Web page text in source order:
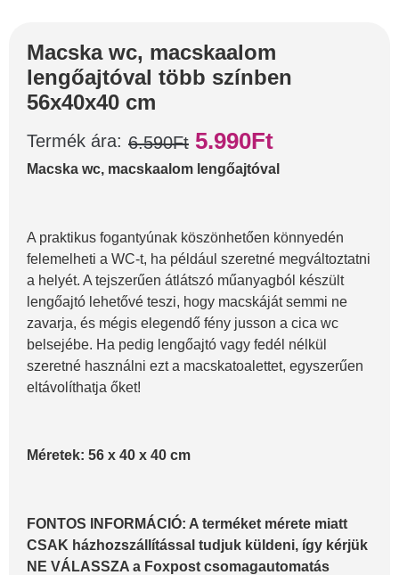
Macska wc, macskaalom
lengőajtóval több színben
56x40x40 cm
Termék ára: 6.590Ft 5.990Ft
Macska wc, macskaalom lengőajtóval
A praktikus fogantyúnak köszönhetően könnyedén
felemelheti a WC-t, ha például szeretné megváltoztatni
a helyét. A tejszerűen átlátszó műanyagból készült
lengőajtó lehetővé teszi, hogy macskáját semmi ne
zavarja, és mégis elegendő fény jusson a cica wc
belsejébe. Ha pedig lengőajtó vagy fedél nélkül
szeretné használni ezt a macskatoalettet, egyszerűen
eltávolíthatja őket!
Méretek: 56 x 40 x 40 cm
FONTOS INFORMÁCIÓ: A terméket mérete miatt
CSAK házhozszállítással tudjuk küldeni, így kérjük
NE VÁLASSZA a Foxpost csomagautomatás